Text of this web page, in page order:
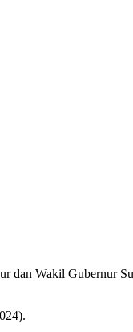
dan Wakil Gubernur